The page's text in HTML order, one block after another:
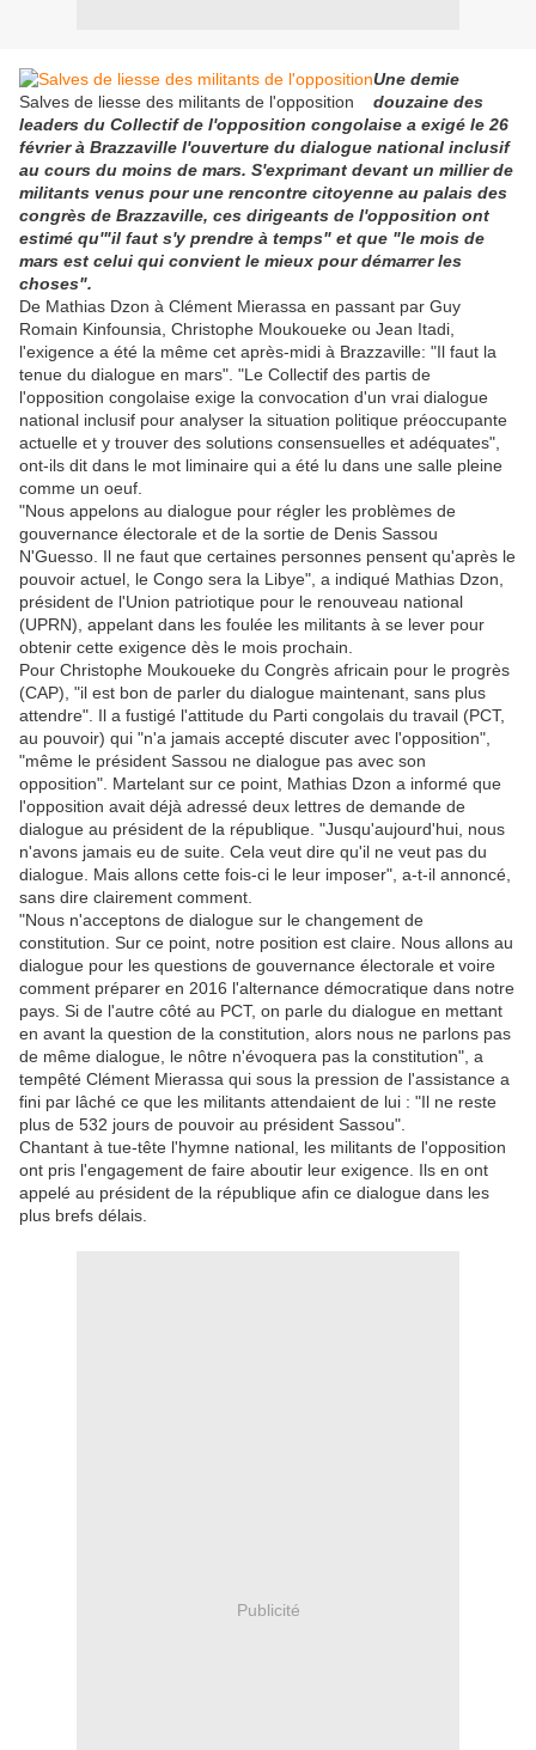
Salves de liesse des militants de l'opposition
Une demie
douzaine des
leaders du Collectif de l'opposition congolaise a exigé le 26
février à Brazzaville l'ouverture du dialogue national inclusif
au cours du moins de mars. S'exprimant devant un millier de
militants venus pour une rencontre citoyenne au palais des
congrès de Brazzaville, ces dirigeants de l'opposition ont
estimé qu'"il faut s'y prendre à temps" et que "le mois de
mars est celui qui convient le mieux pour démarrer les
choses".
De Mathias Dzon à Clément Mierassa en passant par Guy
Romain Kinfounsia, Christophe Moukoueke ou Jean Itadi,
l'exigence a été la même cet après-midi à Brazzaville: "Il faut la
tenue du dialogue en mars". "Le Collectif des partis de
l'opposition congolaise exige la convocation d'un vrai dialogue
national inclusif pour analyser la situation politique préoccupante
actuelle et y trouver des solutions consensuelles et adéquates",
ont-ils dit dans le mot liminaire qui a été lu dans une salle pleine
comme un oeuf.
"Nous appelons au dialogue pour régler les problèmes de
gouvernance électorale et de la sortie de Denis Sassou
N'Guesso. Il ne faut que certaines personnes pensent qu'après le
pouvoir actuel, le Congo sera la Libye", a indiqué Mathias Dzon,
président de l'Union patriotique pour le renouveau national
(UPRN), appelant dans les foulée les militants à se lever pour
obtenir cette exigence dès le mois prochain.
Pour Christophe Moukoueke du Congrès africain pour le progrès
(CAP), "il est bon de parler du dialogue maintenant, sans plus
attendre". Il a fustigé l'attitude du Parti congolais du travail (PCT,
au pouvoir) qui "n'a jamais accepté discuter avec l'opposition",
"même le président Sassou ne dialogue pas avec son
opposition". Martelant sur ce point, Mathias Dzon a informé que
l'opposition avait déjà adressé deux lettres de demande de
dialogue au président de la république. "Jusqu'aujourd'hui, nous
n'avons jamais eu de suite. Cela veut dire qu'il ne veut pas du
dialogue. Mais allons cette fois-ci le leur imposer", a-t-il annoncé,
sans dire clairement comment.
"Nous n'acceptons de dialogue sur le changement de
constitution. Sur ce point, notre position est claire. Nous allons au
dialogue pour les questions de gouvernance électorale et voire
comment préparer en 2016 l'alternance démocratique dans notre
pays. Si de l'autre côté au PCT, on parle du dialogue en mettant
en avant la question de la constitution, alors nous ne parlons pas
de même dialogue, le nôtre n'évoquera pas la constitution", a
tempêté Clément Mierassa qui sous la pression de l'assistance a
fini par lâché ce que les militants attendaient de lui : "Il ne reste
plus de 532 jours de pouvoir au président Sassou".
Chantant à tue-tête l'hymne national, les militants de l'opposition
ont pris l'engagement de faire aboutir leur exigence. Ils en ont
appelé au président de la république afin ce dialogue dans les
plus brefs délais.
Publicité